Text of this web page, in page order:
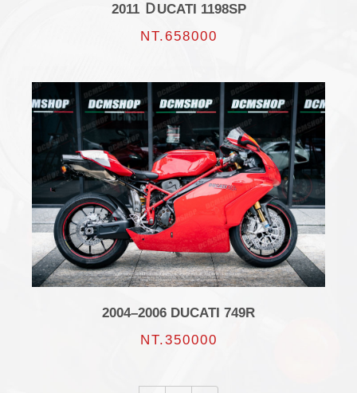
2011 ＤUCATI 1198SP
NT.658000
2004–2006 DUCATI 749R
NT.350000